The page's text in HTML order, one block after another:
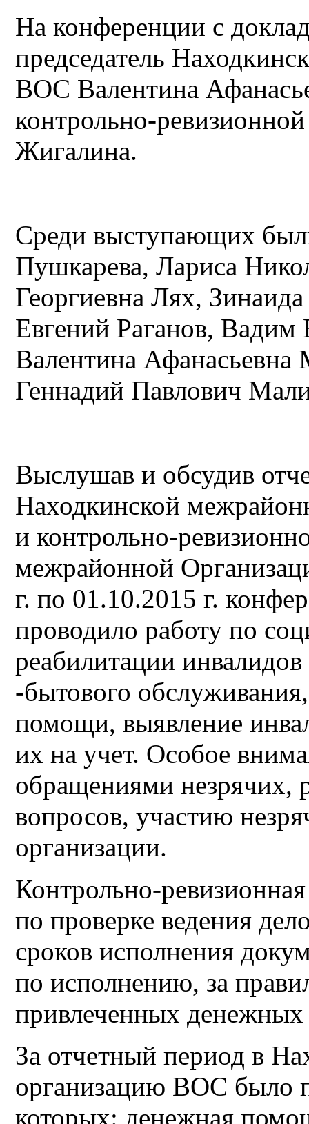
На конференции с
председатель
ВОС Валентина
контрольно-
Жигалина.
Среди выступающих
Пушкарева, Лариса
Георгиевна Лях,
Евгений Раганов, Вадим
Валентина Афанасьевна
Геннадий Павлович
Выслушав и обсудив
Находкинской
и контрольно-
межрайонной
г. по 01.10.2015 г.
проводило работу по
реабилитации
-бытового
помощи, выявление
их на учет. Особое
обращениями
вопросов, участию
организации.
Контрольно-
по проверке ведения
сроков исполнения
по исполнению, за
привлеченных денежных
За отчетный период в
организацию ВОС было
которых: денежная